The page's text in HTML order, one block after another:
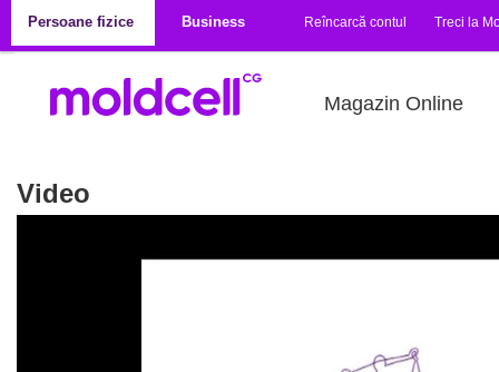
Persoane fizice
Business Reîncarcă contul Treci la
Magazin Online
Video